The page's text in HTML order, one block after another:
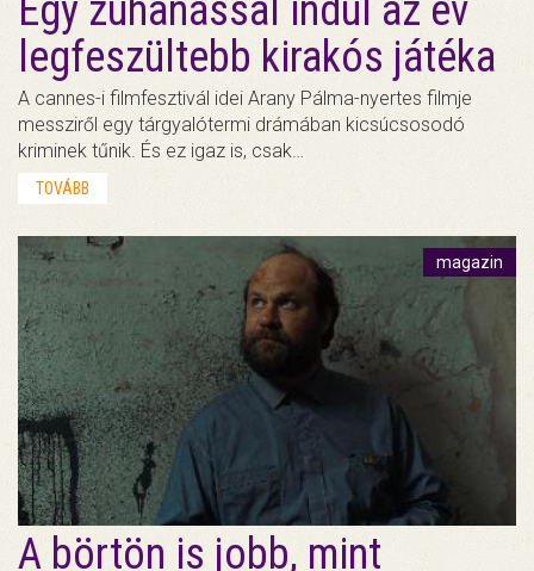
Egy zuhanással indul az év
legfeszültebb kirakós játéka
A cannes-i filmfesztivál idei Arany Pálma-nyertes filmje
messziről egy tárgyalótermi drámában kicsúcsosodó
kriminek tűnik. És ez igaz is, csak…
TOVÁBB
magazin
A börtön is jobb, mint